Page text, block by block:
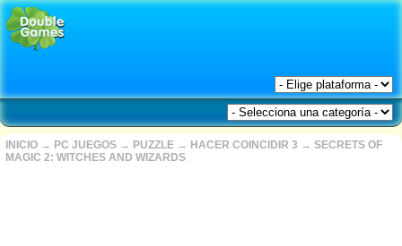
INICIO → PC JUEGOS → PUZZLE → HACER COINCIDIR 3 → SECRETS OF
MAGIC 2: WITCHES AND WIZARDS